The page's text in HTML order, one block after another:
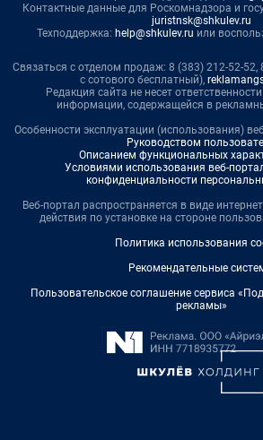
Контактные данные для Роскомнадзора и
juristnsk@shkulev.ru
Техподдержка: help@shkulev.ru или
Связаться с отделом продаж: 8 (383) 212-52-52,
с сотового бесплатный),
Редакция сайта не несет
информации, содержащейся в
Особенности эксплуатации (использования)
Руководством
Описанием функциональных
Условиями использования веб-
конфиденциальности
Веб-портал распространяется в виде
действия по установке на стороне
Политика использования
Рекомендательные
Пользовательское соглашение сервиса
рекламы»